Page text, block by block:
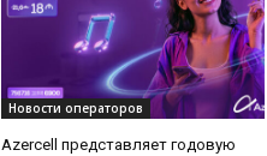
Новости операторов
Azercell представляет годовую